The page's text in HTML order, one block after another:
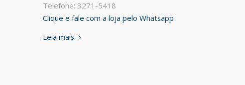
Telefone: 3271-5418
Clique e fale com a loja pelo Whatsapp
Leia mais